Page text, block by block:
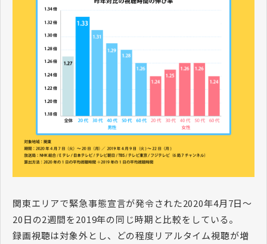
関東エリアで緊急事態宣言が発令された2020年4月7日～
20日の2週間を2019年の同じ時期と比較をしている。
録画視聴は対象外とし、どの程度リアルタイム視聴が増